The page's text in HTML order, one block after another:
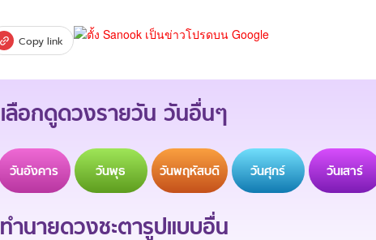
Copy link
เลือกดูดวงรายวัน วันอื่นๆ
วันอังคาร วันพุธ วันพฤหัสบดี วันศุกร์ วันเสาร์
ทำนายดวงชะตารูปแบบอื่น